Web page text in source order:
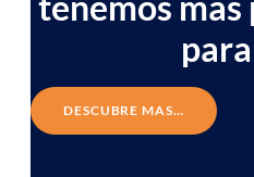
DESCUBRE MAS…